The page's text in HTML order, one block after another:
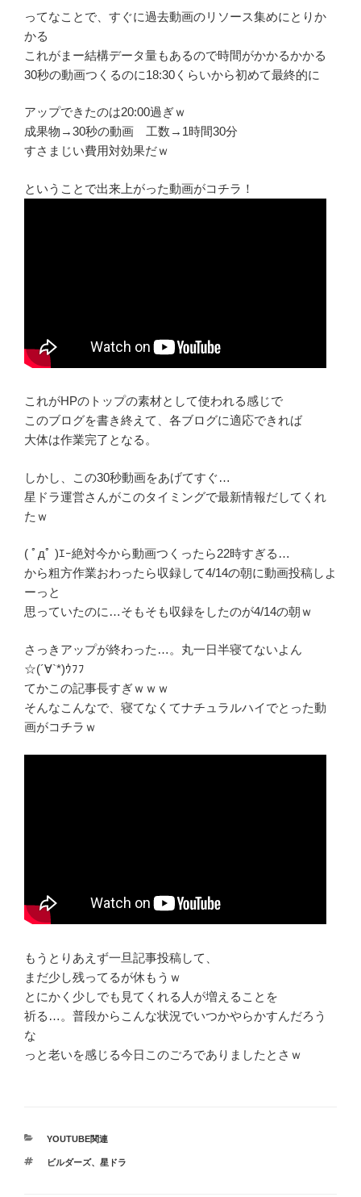
ってなことで、すぐに過去動画のリソース集めにとりか
かる
これがまー結構データ量もあるので時間がかかるかかる
30秒の動画つくるのに18:30くらいから初めて最終的に
アップできたのは20:00過ぎｗ
成果物→30秒の動画 工数→1時間30分
すさまじい費用対効果だｗ
ということで出来上がった動画がコチラ！
これがHPのトップの素材として使われる感じで
このブログを書き終えて、各ブログに適応できれば
大体は作業完了となる。
しかし、この30秒動画をあげてすぐ…
星ドラ運営さんがこのタイミングで最新情報だしてくれ
たｗ
( ﾟдﾟ )ｴｰ絶対今から動画つくったら22時すぎる…
から粗方作業おわったら収録して4/14の朝に動画投稿しよ
ーっと
思っていたのに…そもそも収録をしたのが4/14の朝ｗ
さっきアップが終わった…。丸一日半寝てないよん
☆(´∀`*)ｳﾌﾌ
てかこの記事長すぎｗｗｗ
そんなこんなで、寝てなくてナチュラルハイでとった動
画がコチラｗ
もうとりあえず一旦記事投稿して、
まだ少し残ってるが休もうｗ
とにかく少しでも見てくれる人が増えることを
祈る…。普段からこんな状況でいつかやらかすんだろう
な
っと老いを感じる今日このごろでありましたとさｗ
カ
ゴ
YOUTUBE関連
タ
ビルダーズ、 星ドラ